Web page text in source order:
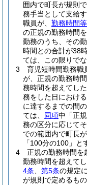
囲内で町長が規則
務手当として支給す
職員が、 勤務時間
の正規の勤務時間
勤務のうち、その
時間との合計が38
ては、この限りでな
3
育児短時間勤務職
が、正規の勤務時
務時間を超えてし
務をした日におけ
に達するまでの間
ては、 同項中「正
務の区分に応じて
での範囲内で町長
「100分の100」と
4
正規の勤務時間を
勤務時間を超えて
4条
第5条の規定
が規則で定めるも